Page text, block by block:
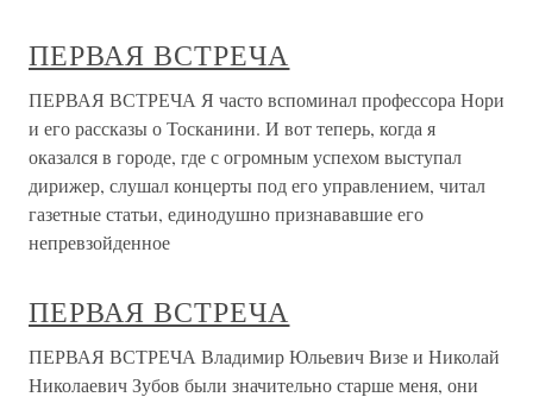
ПЕРВАЯ ВСТРЕЧА
ПЕРВАЯ ВСТРЕЧА Я часто вспоминал профессора Нори
и его рассказы о Тосканини. И вот теперь, когда я
оказался в городе, где с огромным успехом выступал
дирижер, слушал концерты под его управлением, читал
газетные статьи, единодушно признававшие его
непревзойденное
ПЕРВАЯ ВСТРЕЧА
ПЕРВАЯ ВСТРЕЧА Владимир Юльевич Визе и Николай
Николаевич Зубов были значительно старше меня, они